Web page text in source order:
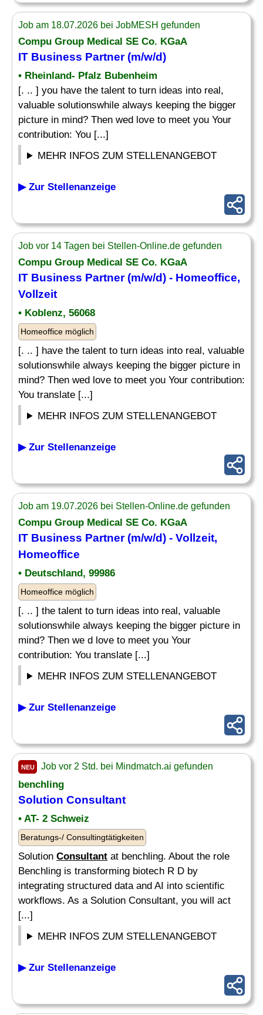
Job am 18.07.2026 bei JobMESH gefunden
Compu Group Medical SE Co. KGaA
IT Business Partner (m/w/d)
• Rheinland- Pfalz Bubenheim
[. .. ] you have the talent to turn ideas into real,
valuable solutionswhile always keeping the bigger
picture in mind? Then wed love to meet you Your
contribution: You [...]
MEHR INFOS ZUM STELLENANGEBOT
▶ Zur Stellenanzeige
Job vor 14 Tagen bei Stellen-Online.de gefunden
Compu Group Medical SE Co. KGaA
IT Business Partner (m/w/d) - Homeoffice,
Vollzeit
• Koblenz, 56068
Homeoffice möglich
[. .. ] have the talent to turn ideas into real, valuable
solutionswhile always keeping the bigger picture in
mind? Then wed love to meet you Your contribution:
You translate [...]
MEHR INFOS ZUM STELLENANGEBOT
▶ Zur Stellenanzeige
Job am 19.07.2026 bei Stellen-Online.de gefunden
Compu Group Medical SE Co. KGaA
IT Business Partner (m/w/d) - Vollzeit,
Homeoffice
• Deutschland, 99986
Homeoffice möglich
[. .. ] the talent to turn ideas into real, valuable
solutionswhile always keeping the bigger picture in
mind? Then we d love to meet you Your
contribution: You translate [...]
MEHR INFOS ZUM STELLENANGEBOT
▶ Zur Stellenanzeige
NEU Job vor 2 Std. bei Mindmatch.ai gefunden
benchling
Solution Consultant
• AT- 2 Schweiz
Beratungs-/ Consultingtätigkeiten
Solution Consultant at benchling. About the role
Benchling is transforming biotech R D by
integrating structured data and AI into scientific
workflows. As a Solution Consultant, you will act
[...]
MEHR INFOS ZUM STELLENANGEBOT
▶ Zur Stellenanzeige